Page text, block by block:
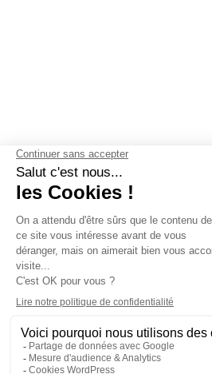
Contactez-nous-Mentions légales
confidentialité-Gestion des cookies